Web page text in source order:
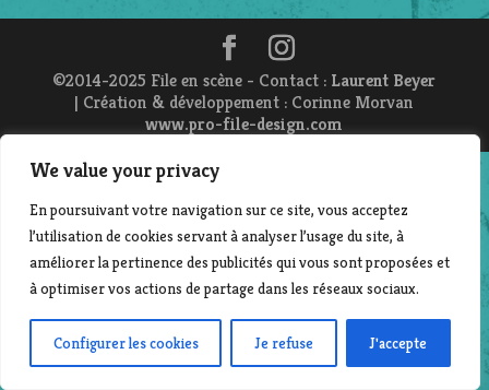
We value your privacy
En poursuivant votre navigation sur ce site, vous acceptez
l’utilisation de cookies servant à analyser l’usage du site, à
améliorer la pertinence des publicités qui vous sont proposées et
à optimiser vos actions de partage dans les réseaux sociaux.
Configurer les cookies Je refuse J'accepte
©2014-2025 File en scène - Contact : Laurent Beyer
| Création & développement : Corinne Morvan
www.pro-file-design.com